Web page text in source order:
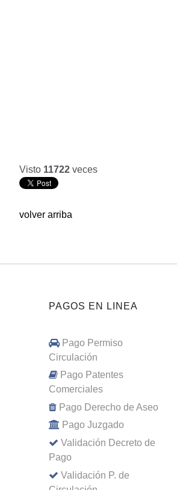
Visto 11722 veces
volver arriba
PAGOS EN LINEA
Pago Permiso
Circulación
Pago Patentes
Comerciales
Pago Derecho de Aseo
Pago Juzgado
Validación Decreto de
Pago
Validación P. de